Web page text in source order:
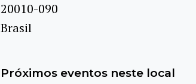
20010-090
Brasil
Próximos eventos neste local